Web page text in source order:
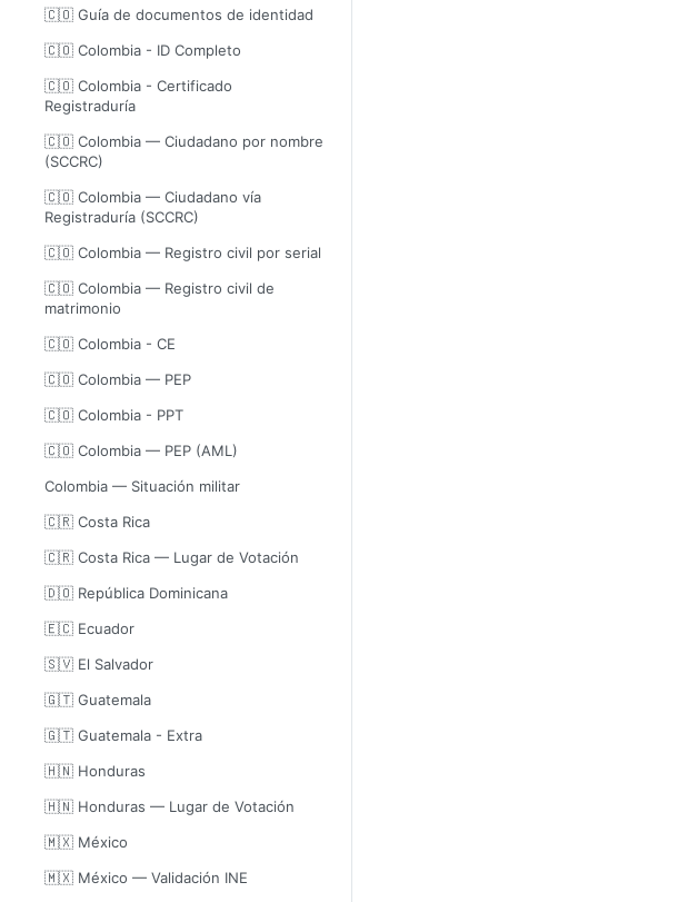
🇨🇴 Guía de documentos de identidad
🇨🇴 Colombia - ID Completo
🇨🇴 Colombia - Certificado
Registraduría
🇨🇴 Colombia — Ciudadano por nombre
(SCCRC)
🇨🇴 Colombia — Ciudadano vía
Registraduría (SCCRC)
🇨🇴 Colombia — Registro civil por serial
🇨🇴 Colombia — Registro civil de
matrimonio
🇨🇴 Colombia - CE
🇨🇴 Colombia — PEP
🇨🇴 Colombia - PPT
🇨🇴 Colombia — PEP (AML)
Colombia — Situación militar
🇨🇷 Costa Rica
🇨🇷 Costa Rica — Lugar de Votación
🇩🇴 República Dominicana
🇪🇨 Ecuador
🇸🇻 El Salvador
🇬🇹 Guatemala
🇬🇹 Guatemala - Extra
🇭🇳 Honduras
🇭🇳 Honduras — Lugar de Votación
🇲🇽 México
🇲🇽 México — Validación INE